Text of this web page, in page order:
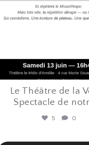
Le Théâtre de la
Spectacle de
5 0